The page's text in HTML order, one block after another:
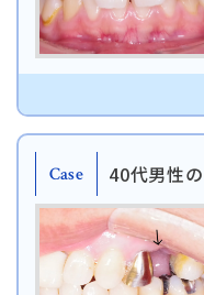
Case 40代男性